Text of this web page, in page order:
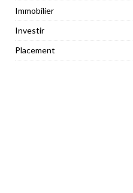
Immobilier
Investir
Placement